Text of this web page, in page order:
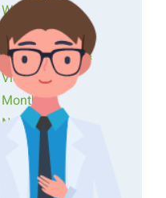
Webinars &
Workshops
Presentations &
Videos
Monthly
Newsletters
Exclusive Events...